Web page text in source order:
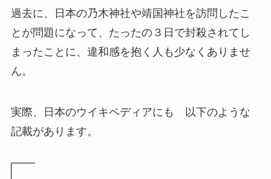
過去に、日本の乃木神社や靖国神社を訪問したこ
とが問題になって、たったの３日で封殺されてし
まったことに、違和感を抱く人も少なくありませ
ん。
実際、日本のウイキペディアにも 以下のような
記載があります。